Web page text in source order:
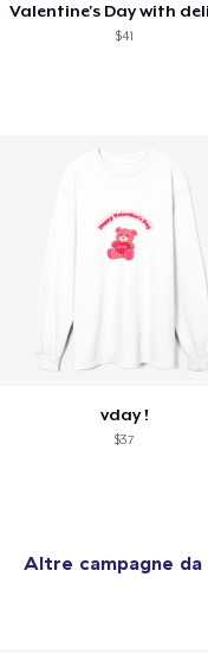
$41
vday !
$37
Altre campagne da